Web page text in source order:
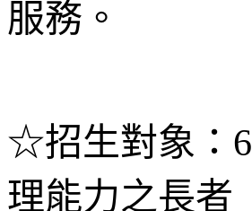
服務。
☆招生對象：
理能力之長者